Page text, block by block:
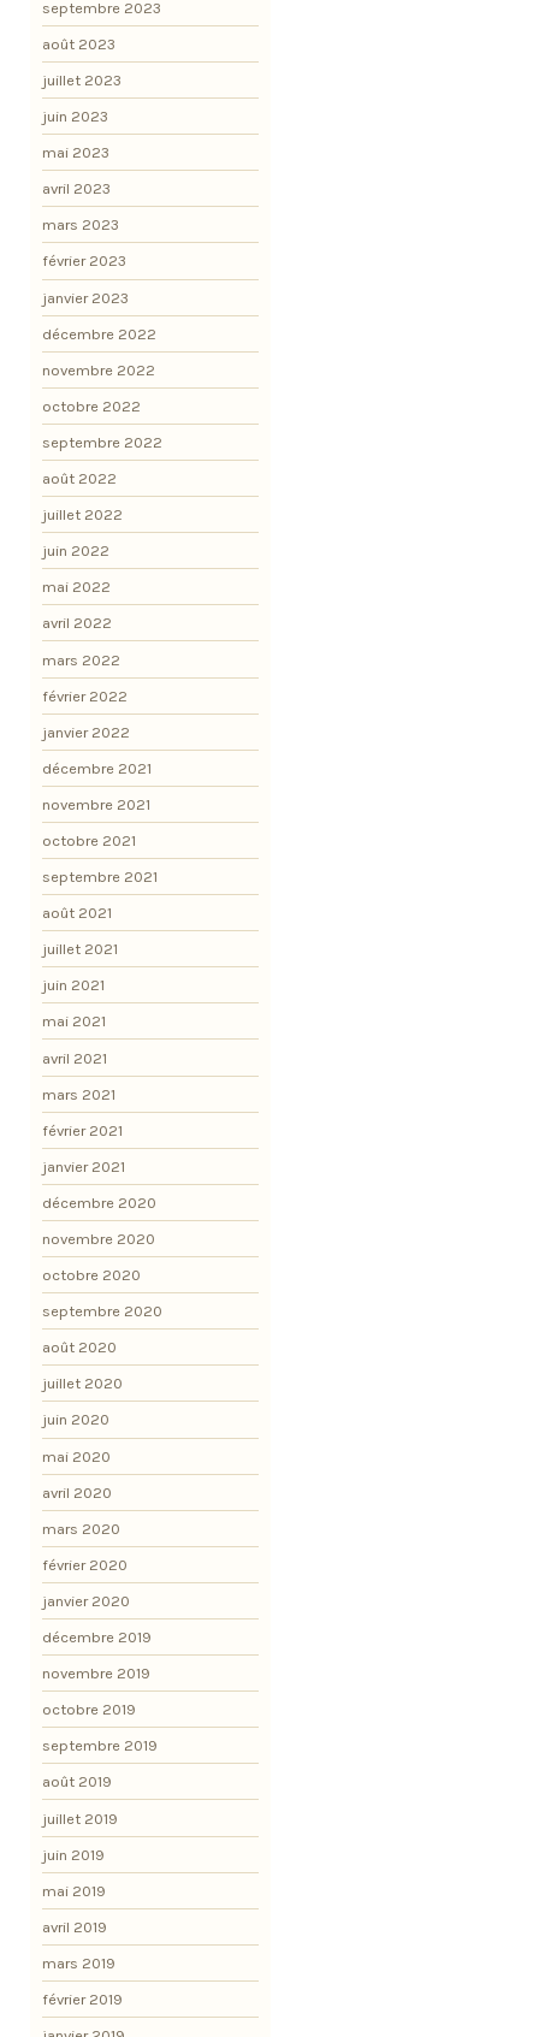
septembre 2023
août 2023
juillet 2023
juin 2023
mai 2023
avril 2023
mars 2023
février 2023
janvier 2023
décembre 2022
novembre 2022
octobre 2022
septembre 2022
août 2022
juillet 2022
juin 2022
mai 2022
avril 2022
mars 2022
février 2022
janvier 2022
décembre 2021
novembre 2021
octobre 2021
septembre 2021
août 2021
juillet 2021
juin 2021
mai 2021
avril 2021
mars 2021
février 2021
janvier 2021
décembre 2020
novembre 2020
octobre 2020
septembre 2020
août 2020
juillet 2020
juin 2020
mai 2020
avril 2020
mars 2020
février 2020
janvier 2020
décembre 2019
novembre 2019
octobre 2019
septembre 2019
août 2019
juillet 2019
juin 2019
mai 2019
avril 2019
mars 2019
février 2019